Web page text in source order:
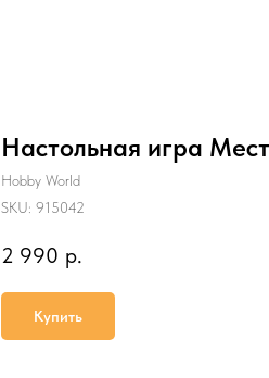
Настольная игра
Hobby World
SKU: 915042
2 990 р.
Купить